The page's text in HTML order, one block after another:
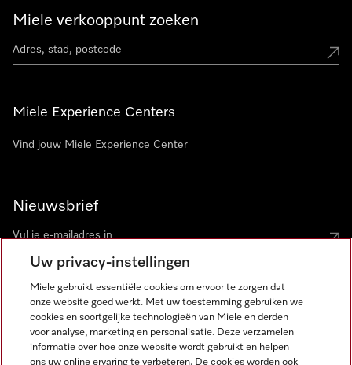
Miele verkooppunt zoeken
Miele Experience Centers
Vind jouw Miele Experience Center
Nieuwsbrief
Miele op Instagram
Miele op Facebook
Miele op Youtube
Uw privacy-instellingen
Miele gebruikt essentiële cookies om ervoor te zorgen dat
onze website goed werkt. Met uw toestemming gebruiken we
cookies en soortgelijke technologieën van Miele en derden
voor analyse, marketing en personalisatie. Deze verzamelen
informatie over hoe onze website wordt gebruikt en helpen
ons uw online ervaring te verbeteren. De cookies worden ook